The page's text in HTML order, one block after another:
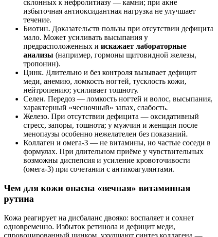
склонных к нефролитиазу — камни; при акне
избыточная антиоксидантная нагрузка не улучшает
течение.
Биотин. Доказательств пользы при отсутствии дефицита
мало. Может усиливать высыпания у
предрасположенных и искажает лабораторные
анализы (например, гормоны щитовидной железы,
тропонин).
Цинк. Длительно и без контроля вызывает дефицит
меди, анемию, ломкость ногтей, тусклость кожи,
нейтропению; усиливает тошноту.
Селен. Передоз — ломкость ногтей и волос, высыпания,
характерный «чесночный» запах, слабость.
Железо. При отсутствии дефицита — оксидативный
стресс, запоры, тошнота; у мужчин и женщин после
менопаузы особенно нежелателен без показаний.
Коллаген и омега‑3 — не витамины, но частые соседи в
формулах. При длительном приёме у чувствительных
возможны диспепсия и усиление кровоточивости
(омега‑3) при сочетании с антикоагулянтами.
Чем для кожи опасна «вечная» витаминная
рутина
Кожа реагирует на дисбаланс двояко: воспаляет и сохнет
одновременно. Избыток ретинола и дефицит меди,
спровоцированный цинком, ухудшают синтез коллагена —